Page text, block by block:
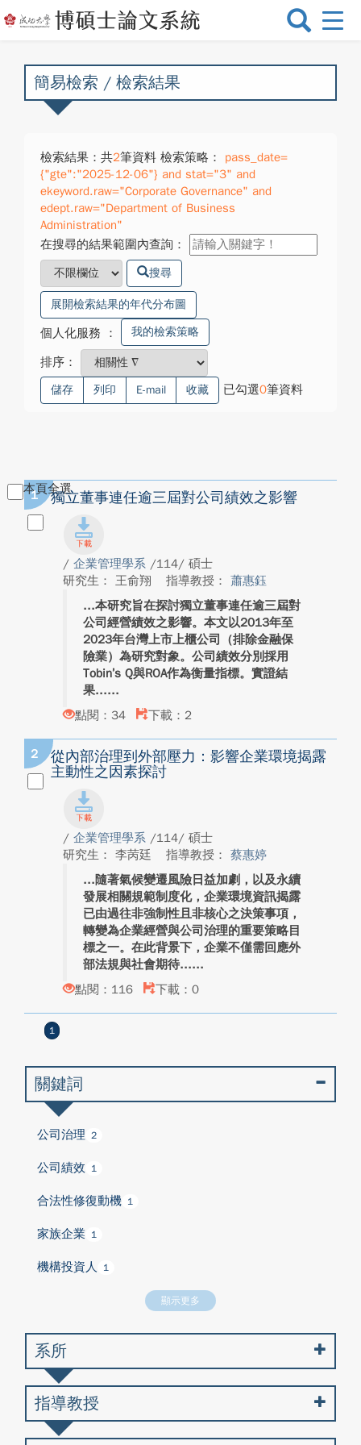
選
換
簡易檢索 / 檢索結果
檢索結果：共2筆資料 檢索策略：
pass_date=
{"gte":"2025-12-06"} and stat="3" and
ekeyword.raw="Corporate Governance" and
edept.raw="Department of Business
Administration"
在搜尋的結果範圍內查詢：
搜尋
展開檢索結果的年代分布圖
個人化服務 ： 我的檢索策略
排序：
儲存 列印 E-mail 收藏 已勾選0筆資料
本頁全選
1 獨立董事連任逾三屆對公司績效之影響
/ 企業管理學系 /114/ 碩士
研究生： 王俞翔
指導教授： 蕭惠鈺
本研究旨在探討獨立董事連任逾三屆對
公司經營績效之影響。本文以2013年至
2023年台灣上市上櫃公司（排除金融保
險業）為研究對象。公司績效分別採用
Tobin’s Q與ROA作為衡量指標。實證結
果...
點閱：34
下載：2
2
從內部治理到外部壓力：影響企業環境揭露
主動性之因素探討
/ 企業管理學系 /114/ 碩士
研究生： 李苪廷
指導教授： 蔡惠婷
隨著氣候變遷風險日益加劇，以及永續
發展相關規範制度化，企業環境資訊揭露
已由過往非強制性且非核心之決策事項，
轉變為企業經營與公司治理的重要策略目
標之一。在此背景下，企業不僅需回應外
部法規與社會期待...
點閱：116
下載：0
1
關鍵詞
公司治理 2
公司績效 1
合法性修復動機 1
家族企業 1
機構投資人 1
顯示更多
系所
指導教授